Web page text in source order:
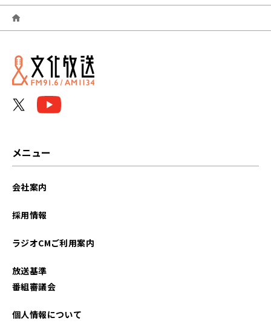
2023年10月
2023年09月
2023年08月
2022年11月
メニュー
会社案内
採用情報
ラジオCMご利用案内
放送基準
番組審議会
個人情報について